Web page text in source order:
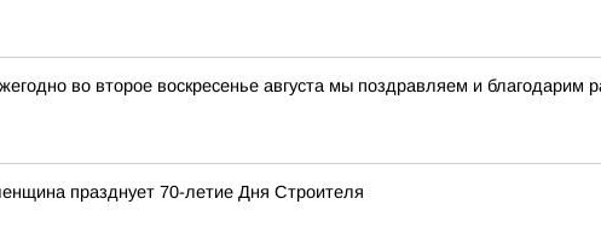
во второе воскресенье августа мы поздравляем и благодарим
празднует 70-летие Дня Строителя